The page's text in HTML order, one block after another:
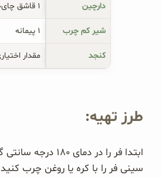
دارچین ۱ قاشق چای‌خوری
شیر کم چرب ۱ پیمانه
کنجد مقدار
طرز تهیه:
ابتدا فر را در دمای
سینی فر را با کره یا روغن چرب